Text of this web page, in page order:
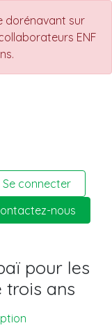
dorénavant sur
ENF
Se connecter
nous
pour les
trois ans